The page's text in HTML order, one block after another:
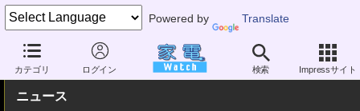
Powered by Translate
カテゴリ ログイン 検索 Impressサイト
家電 Watch その他・家電 アウトドア 電動自転車
ニュース